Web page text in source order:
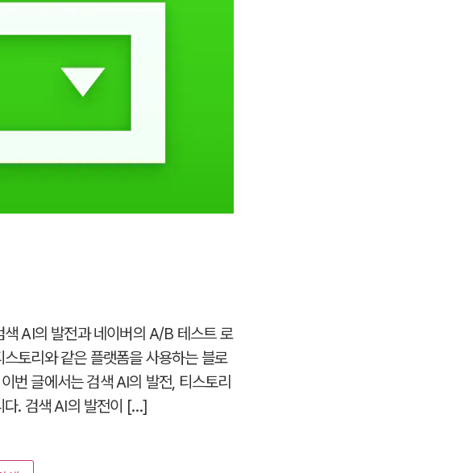
AI의 발전과 네이버의 A/B 테스트 로
토리와 같은 플랫폼을 사용하는 블로
번 글에서는 검색 AI의 발전, 티스토리
다. 검색 AI의 발전이 […]